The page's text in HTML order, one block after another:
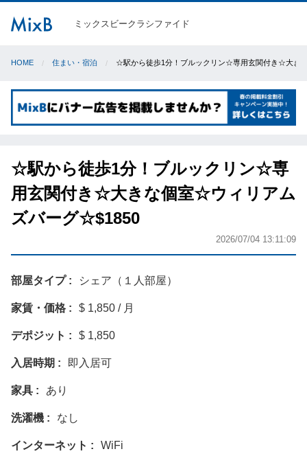
ミックスビークラシファイド
HOME 住まい・宿泊 ☆駅から徒歩1分！ブルックリン☆専用玄関付き☆大き
☆駅から徒歩1分！ブルックリン☆専
用玄関付き☆大きな個室☆ウィリアム
ズバーグ☆$1850
2026/07/04 13:11:09
部屋タイプ シェア（１人部屋）
家賃・価格 $ 1,850 / 月
デポジット $ 1,850
入居時期 即入居可
家具 あり
洗濯機 なし
インターネット WiFi